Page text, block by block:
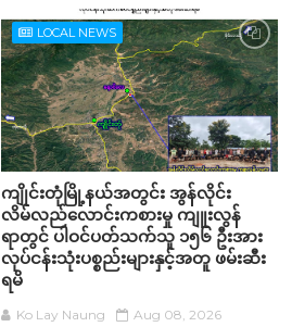
LOCAL NEWS
ကျိုင်းတုံမြို့နယ်အတွင်း အွန်လိုင်း
လိမ်လည်လောင်းကစားမှု ကျူးလွန်
ရာတွင် ပါဝင်ပတ်သက်သူ ၁၅၆ ဦးအား
လုပ်ငန်းသုံးပစ္စည်းများနှင့်အတူ ဖမ်းဆီး
ရမိ
Ko Lay Naung Aug 08, 2026